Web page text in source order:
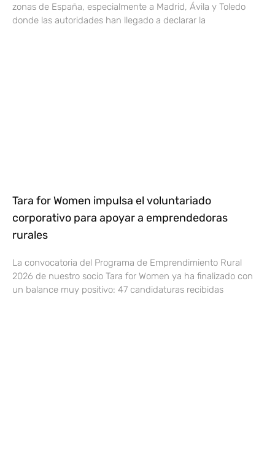
zonas de España, especialmente a Madrid, Ávila y Toledo
donde las autoridades han llegado a declarar la
Tara for Women impulsa el voluntariado
corporativo para apoyar a emprendedoras
rurales
La convocatoria del Programa de Emprendimiento Rural
2026 de nuestro socio Tara for Women ya ha finalizado con
un balance muy positivo: 47 candidaturas recibidas